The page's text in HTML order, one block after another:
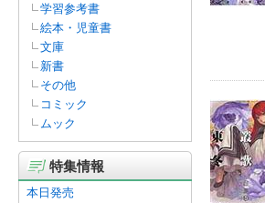
学習参考書
絵本・児童書
文庫
新書
その他
コミック
ムック
特集情報
本日発売